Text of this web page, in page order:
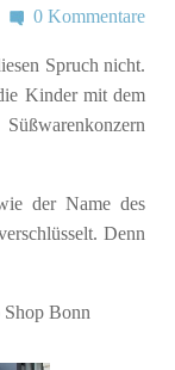
0 Kommentare
Spruch nicht.
Kinder mit dem
der Name des
Denn